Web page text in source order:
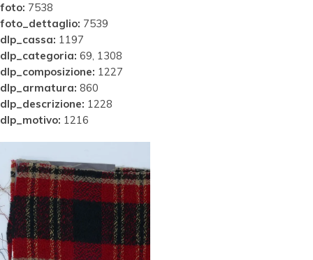
foto: 7538
foto_dettaglio: 7539
dlp_cassa: 1197
dlp_categoria: 69, 1308
dlp_composizione: 1227
dlp_armatura: 860
dlp_descrizione: 1228
dlp_motivo: 1216